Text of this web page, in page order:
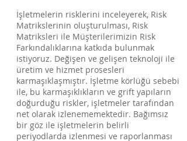
İşletmelerin risklerini inceleyerek, Risk
Matrikslerinin oluşturulması, Risk
Matriksleri ile Müşterilerimizin Risk
Farkındalıklarına katkıda bulunmak
istiyoruz. Değişen ve gelişen teknoloji ile
üretim ve hizmet prosesleri
karmaşıklaşmıştır. İşletme körlüğü sebebi
ile, bu karmaşıklıkların ve grift yapıların
doğurduğu riskler, işletmeler tarafından
net olarak izlenememektedir. Bağımsız
bir göz ile işletmelerin belirli
periyodlarda izlenmesi ve raporlanması